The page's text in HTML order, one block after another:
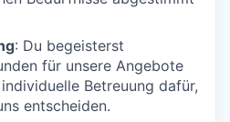
: Du begeisterst
für unsere Angebote
Betreuung dafür,
entscheiden.